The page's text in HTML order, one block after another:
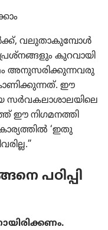
വലുതാ​കു​മ്പോൾ
കുറവാ​യി​
അനുസ​രി​ക്കു​ന്ന​വ​രു​
ഈ
സർവക​ലാ​ശാ​ല​യി​ലെ
ഈ നിഗമ​ന​ത്തി​
‘ഇതു
പഠിപ്പി​